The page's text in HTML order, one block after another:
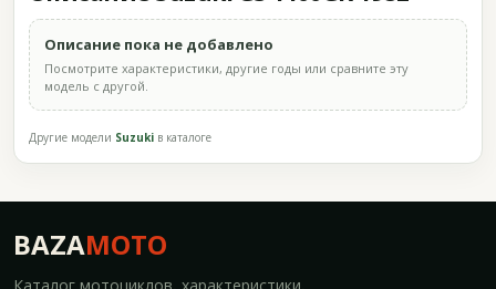
Описание пока не добавлено
Посмотрите характеристики, другие годы или сравните эту
модель с другой.
Другие модели Suzuki в каталоге
BAZAMOTO